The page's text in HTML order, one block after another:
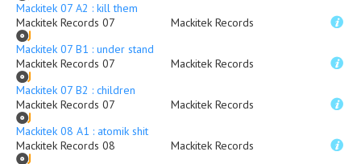
Mackitek 07 A2 : kill them
Mackitek Records 07
Mackitek Records
Mackitek 07 B1 : under stand
Mackitek Records 07
Mackitek Records
Mackitek 07 B2 : children
Mackitek Records 07
Mackitek Records
Mackitek 08 A1 : atomik shit
Mackitek Records 08
Mackitek Records